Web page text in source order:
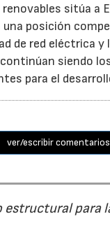
renovables sitúa a
una posición
de red eléctrica y
siendo
para el
ver/escribir comentarios
estructural para